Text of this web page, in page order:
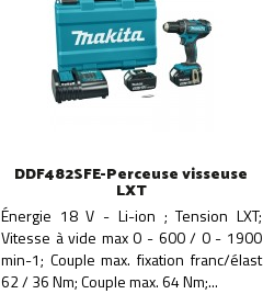
DDF482SFE-Perceuse visseuse
LXT
Énergie 18 V - Li-ion ; Tension LXT;
Vitesse à vide max 0 - 600 / 0 - 1900
min-1; Couple max. fixation franc/élast
62 / 36 Nm; Couple max. 64 Nm;...